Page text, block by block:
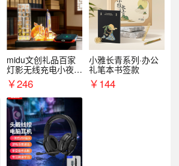
midu文创礼品百家
灯影无线充电小夜灯
纪念礼品定制
￥246
小雅长青系列·办公
礼笔本书签款
￥144